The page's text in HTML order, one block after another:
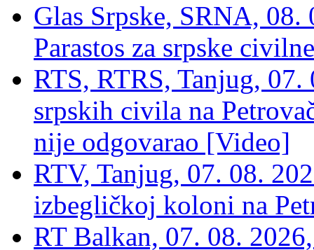
Glas Srpske, SRNA,
Parastos za srpske
RTS, RTRS, Tanjug,
srpskih civila na
nije odgovarao [Video]
RTV, Tanjug, 07. 08.
izbegličkoj koloni na
RT Balkan, 07. 08.